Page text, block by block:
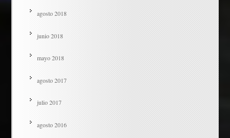
agosto 2018
junio 2018
mayo 2018
agosto 2017
julio 2017
agosto 2016